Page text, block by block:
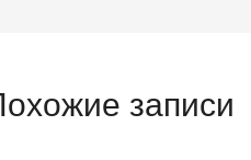
записи